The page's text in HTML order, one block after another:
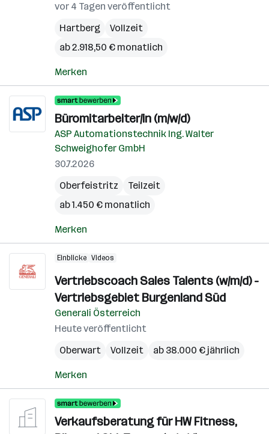
vor 4 Tagen veröffentlicht
Hartberg
Vollzeit
ab 2.918,50 € monatlich
Merken
Büromitarbeiter/in (m/w/d)
ASP Automationstechnik Ing. Walter
Schweighofer GmbH
30.7.2026
Oberfeistritz
Teilzeit
ab 1.450 € monatlich
Merken
Einblicke Videos
Vertriebscoach Sales Talents (w/m/d) -
Vertriebsgebiet Burgenland Süd
Generali Österreich
Heute veröffentlicht
Oberwart
Vollzeit ab 38.000 € jährlich
Merken
Verkaufsberatung für HW Fitness,